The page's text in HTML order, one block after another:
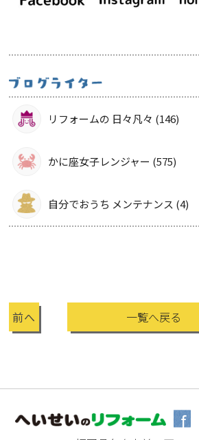
リフォームの 日々凡々 (146)
かに座女子レンジャー (575)
自分でおうち メンテナンス (4)
前へ 一覧へ戻る